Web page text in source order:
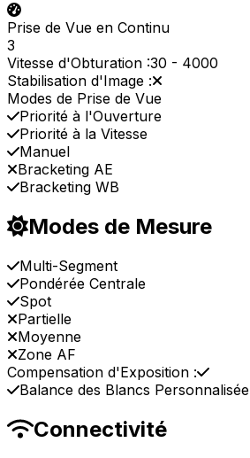
Prise de Vue en Continu
3
Vitesse d'Obturation :30 - 4000
Stabilisation d'Image :
Modes de Prise de Vue
Priorité à l'Ouverture
Priorité à la Vitesse
Manuel
Bracketing AE
Bracketing WB
Modes de Mesure
Multi-Segment
Pondérée Centrale
Spot
Partielle
Moyenne
Zone AF
Compensation d'Exposition :
Balance des Blancs Personnalisée
Connectivité